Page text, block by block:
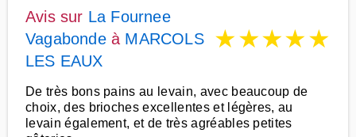
Avis sur La Fournee
Vagabondeà MARCOLS
LES EAUX
★★★★★
De très bons pains au levain, avec beaucoup de
choix, des brioches excellentes et légères, au
levain également, et de très agréables petites